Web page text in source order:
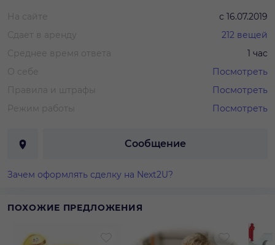
На сайте с 16.07.2019
Сдает в аренду
212 вещей
Среднее время ответа
1 час
О себе
Посмотреть
Правила и штрафы
Посмотреть
Режим работы
Посмотреть
Сообщение
Зачем оформлять сделку на Next2U?
ПОХОЖИЕ ПРЕДЛОЖЕНИЯ